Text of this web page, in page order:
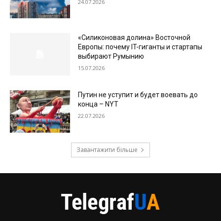
24.07.2026
«Силиконовая долина» Восточной
Европы: почему IT-гиганты и стартапы
выбирают Румынию
15.07.2026
Путин не уступит и будет воевать до
конца – NYT
22.07.2026
Завантажити більше